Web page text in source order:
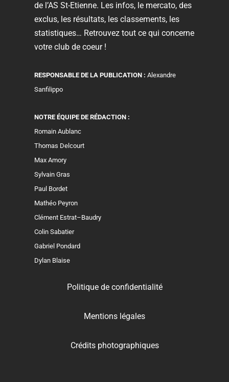
de l’AS St-Etienne. Les infos, le mercato, des
exclus, les résultats, les classements, les
statistiques… Retrouvez tout ce qui concerne
votre club de coeur !
RESPONSABLE DE LA PUBLICATION : Alexandre
Sanfilippo
NOTRE ÉQUIPE DE RÉDACTION :
Romain Aublanc
Thomas Delcourt
Max Amory
Sylvain Gras
Paul Bordet
Mathéo Peyron
Clément Estrat–Baudry
Colin Sabatier
Gabriel Pondard
Dylan Blaise
Politique de confidentialité
Mentions légales
Crédits photographiques